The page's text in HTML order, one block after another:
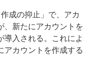
成の抑止」で、アカ
、新たにアカウントを
導入される。これによ
アカウントを作成する